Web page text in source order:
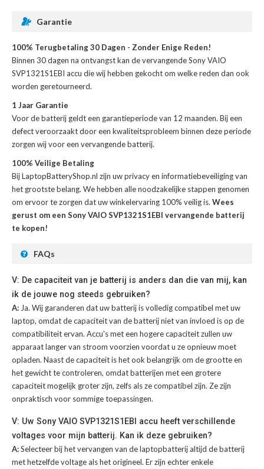
Garantie
100% Terugbetaling 30 Dagen - Zonder Enige Reden!
Binnen 30 dagen na ontvangst kan devervangende Sony VAIO
SVP1321S1EBI accu die wij hebben gekocht om welke reden dan ook
worden geretourneerd.
1 Jaar Garantie
Voor debatterij geldt een garantieperiode van 12 maanden. Bij een
defect veroorzaakt door een kwaliteitsprobleem binnen deze periode
zorgen wij voor een vervangende batterij.
100% Veilige Betaling
Bij LaptopBatteryShop.nl zijn uw privacy en informatiebeveiliging van
het grootste belang. We hebben alle noodzakelijke stappen genomen
om ervoor te zorgen dat uw winkelervaring 100% veilig is. Wees
gerust om een Sony VAIO SVP1321S1EBI vervangende batterij
te kopen!
FAQs
V: De capaciteit van je batterij is anders dan die van mij, kan
ik de jouwe nog steeds gebruiken?
A: Ja. Wij garanderen dat uw batterij is volledig compatibel met uw
laptop, omdat de capaciteit van de batterij niet van invloed is op de
compatibiliteit ervan. Accu's met een hogere capaciteit zullen uw
apparaat langer van stroom voorzien voordat u ze opnieuw moet
opladen. Naast de capaciteit is het ook belangrijk om de grootte en
het gewicht te controleren, omdat batterijen met een grotere
capaciteit mogelijk groter zijn, zelfs als ze compatibel zijn. Ze zijn
onpraktisch voor sommige toepassingen.
V: Uw Sony VAIO SVP1321S1EBI accu heeft verschillende
voltages voor mijn batterij. Kan ik deze gebruiken?
A:Selecteer bij het vervangen van de laptopbatterij altijd de batterij
met hetzelfde voltage als het origineel. Er zijn echter enkele